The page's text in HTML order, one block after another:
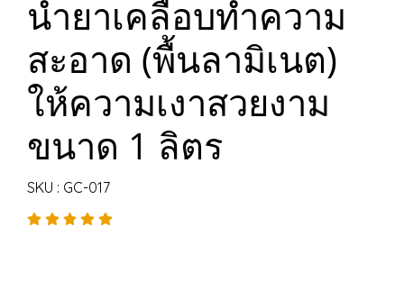
น้ำยาเคลือบทำความ
สะอาด (พื้นลามิเนต)
ให้ความเงาสวยงาม
ขนาด 1 ลิตร
SKU : GC-017